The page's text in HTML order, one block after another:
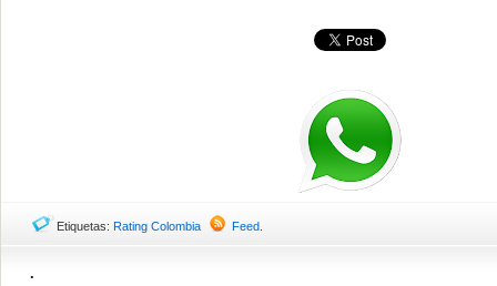
Etiquetas: Rating Colombia Feed
.